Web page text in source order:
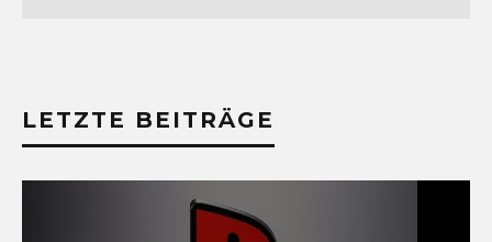
LETZTE BEITRÄGE